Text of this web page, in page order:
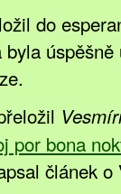
do
byla
por bona
článek o